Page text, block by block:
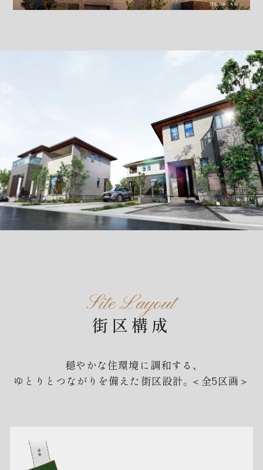
Site Layout
街区構成
穏やかな住環境に調和する、
ゆとりとつながりを備えた街区設計。＜全5区画＞